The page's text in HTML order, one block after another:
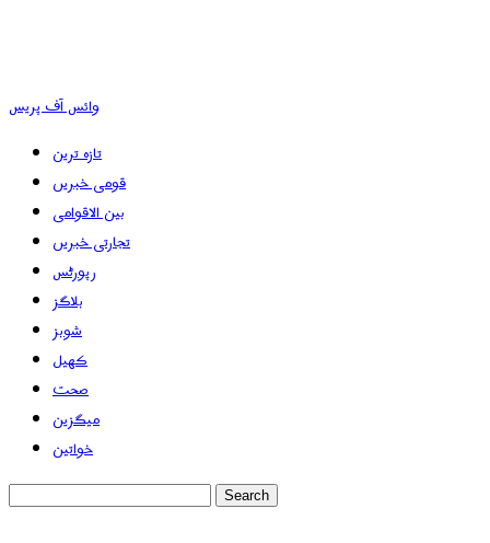
وائس آف پریس
تازہ ترین
قومی خبریں
بین الاقوامی
تجارتی خبریں
رپورٹس
بلاگز
شوبز
کھیل
صحت
میگزین
خواتین